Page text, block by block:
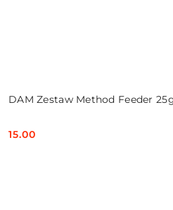
DAM Zestaw Method Feeder
Cena:
15.00